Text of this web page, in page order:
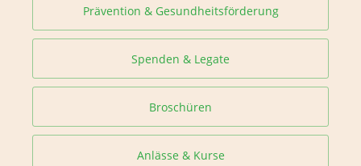
Prävention & Gesundheitsförderung
Spenden & Legate
Broschüren
Anlässe & Kurse